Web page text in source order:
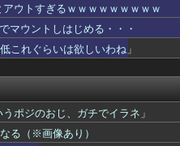
」
ガチで敗北した回」と聞...
「もっと気持ちよくして...
けてしまうｗｗｗｗｗ...
】
られてガチ切れwwww
れた結果ｗｗｗｗｗｗ...
う⇒ｗｗｗｗｗｗ
ウトすぎるｗｗｗｗｗｗｗｗｗ
マウントしはじめる・・・
これぐらいは欲しいわね」
ポジのおじ、ガチでイラネ」
る（※画像あり）